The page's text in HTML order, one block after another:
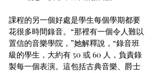
課程的另一個好處是學生每個學期都要
花很多時間錄音。“那裡有一個令人難以
置信的音樂學院，”她解釋說，“錄音班
級的學生，大約有 50 或 60 人，負責錄
製每一個表演。這包括古典音樂、爵士